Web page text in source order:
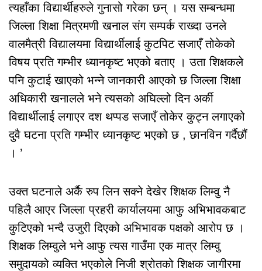
त्यहाँका विद्यार्थीहरुले गुनासो गरेका छन् । यस सम्बन्धमा
जिल्ला शिक्षा मित्रमणी खनाल संग सम्पर्क राख्दा उनले
वालमैत्री विद्यालयमा विद्यार्थीलाई कुटपिट सजाएँ तोकेको
विषय प्रति गम्भीर ध्यानकृष्ट भएको बताए । उता शिक्षकले
पनि कुटाई खाएको भन्ने जानकारी आएको छ जिल्ला शिक्षा
अधिकारी खनालले भने त्यसको अघिल्लो दिन अर्की
विद्यार्थीलाई लगाएर दश थप्पड सजाएँ तोकेर कुट्न लगाएको
दुवै घटना प्रति गम्भीर ध्यानकृष्ट भएको छ , छानविन गर्दैछौं
। ’
उक्त घटनाले अर्कै रुप लिन सक्ने देखेर शिक्षक लिम्वु नै
पहिलै आएर जिल्ला प्रहरी कार्यालयमा आफु अभिभावकबाट
कुटिएको भन्दै उजुरी दिएको अभिभावक पक्षको आरोप छ ।
शिक्षक लिम्वुले भने आफु त्यस गाउँमा एक मात्र लिम्वु
समुदायको व्यक्ति भएकोले निजी श्रोतको शिक्षक जागीरमा